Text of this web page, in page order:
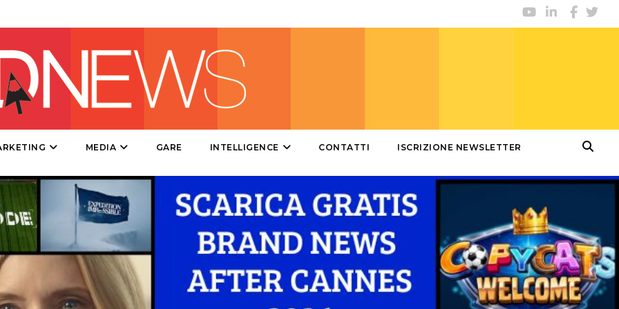
DATI
RICERCHE
NORMATIVE
TREND
CASE HISTORY
OPINIONI
MEDIA GARE INTELLIGENCE CONTATTI ISCRIZIONE NEWSLETTER